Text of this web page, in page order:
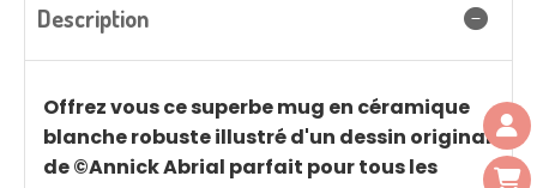
Description
Offrez vous ce superbe mug en céramique
blanche robuste illustré d'un dessin original
de ©Annick Abrial parfait pour tous les